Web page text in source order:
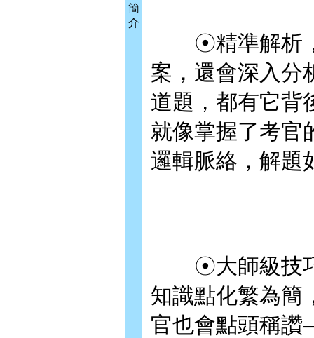
簡
介
☉精準解析，
案，還會深入分
道題，都有它背
就像掌握了考官
邏輯脈絡，解題
☉大師級技巧
知識點化繁為簡
官也會點頭稱